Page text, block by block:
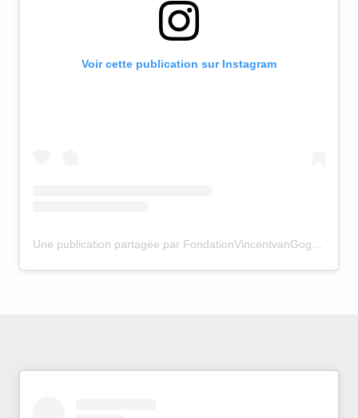
Voir cette publication sur Instagram
Une publication partagée par FondationVincentvanGoghArles (@fondationvincentvangogharles)